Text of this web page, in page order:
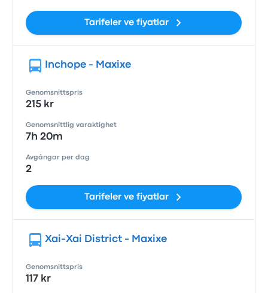
Tarifeler ve fiyatlar
Inchope - Maxixe
Genomsnittspris
215 kr
Genomsnittlig varaktighet
7h 20m
Avgångar per dag
2
Tarifeler ve fiyatlar
Xai-Xai District - Maxixe
Genomsnittspris
117 kr